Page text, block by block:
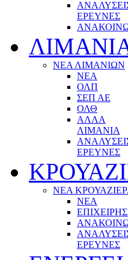
ΕΡΕΥΝΕΣ
ΝΕΑ ΛΙΜΑΝΙΩΝ
ΝΕΑ
ΟΛΠ
ΣΕΠ ΑΕ
ΟΛΘ
ΑΛΛΑ
ΛΙΜΑΝΙΑ
ΕΡΕΥΝΕΣ
ΝΕΑ
NEA
ΕΡΕΥΝΕΣ